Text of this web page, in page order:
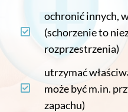
ochronić innych,
(schorzenie to
rozprzestrzenia)
utrzymać
może być m.in.
zapachu)